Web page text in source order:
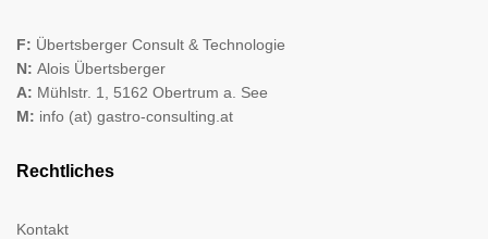
F: Übertsberger Consult & Technologie
N: Alois Übertsberger
A: Mühlstr. 1, 5162 Obertrum a. See
M: info (at) gastro-consulting.at
Rechtliches
Kontakt